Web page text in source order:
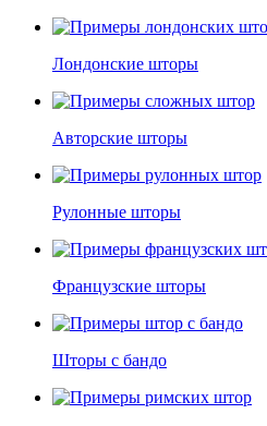
Лондонские шторы
Авторские шторы
Рулонные шторы
Французские шторы
Шторы с бандо